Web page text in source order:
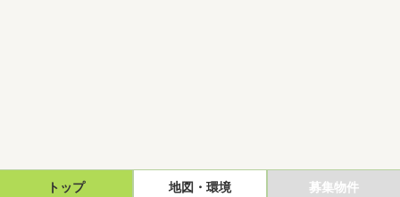
トップ 地図・環境 募集物件